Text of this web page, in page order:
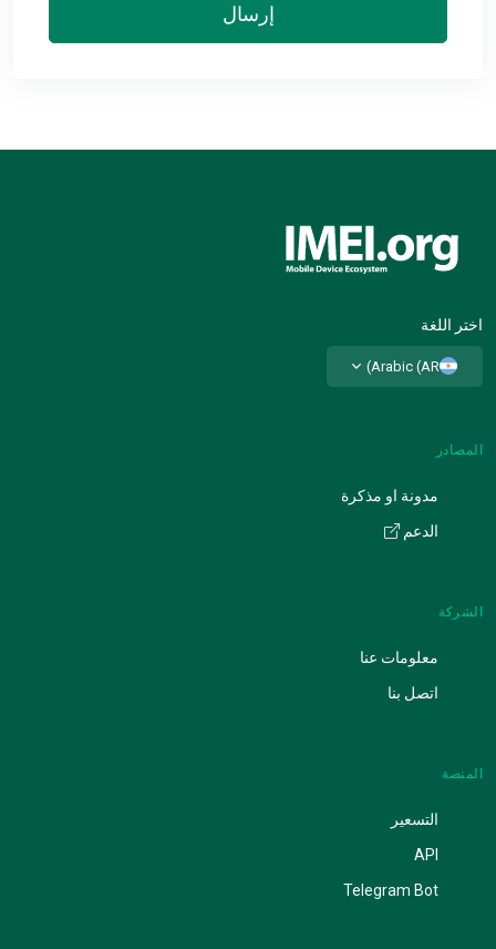
إرسال
اختر اللغة
Arabic (AR)
المصادر
مدونة او مذكرة
الدعم
الشركة
معلومات عنا
اتصل بنا
المنصة
التسعير
API
Telegram Bot